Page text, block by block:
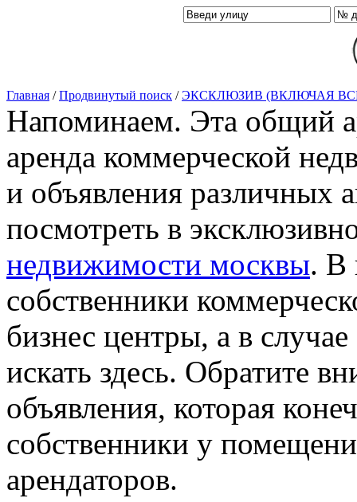
Главная /Продвинутый поиск /ЭКСКЛЮЗИВ (ВКЛЮЧАЯ
Напоминаем. Эта общий
аренда коммерческой
и объявления различных
посмотреть в
недвижимости москвы. В
собственники
бизнес центры, а в случае
искать здесь. Обратите
объявления, которая
собственники у
арендаторов.